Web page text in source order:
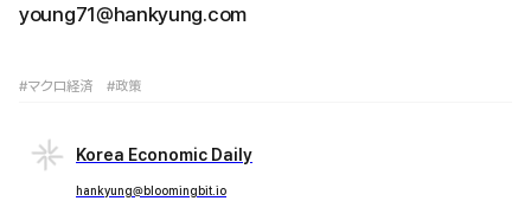
young71@hankyung.com
#マクロ経済 #政策
Korea Economic Daily
hankyung@bloomingbit.io